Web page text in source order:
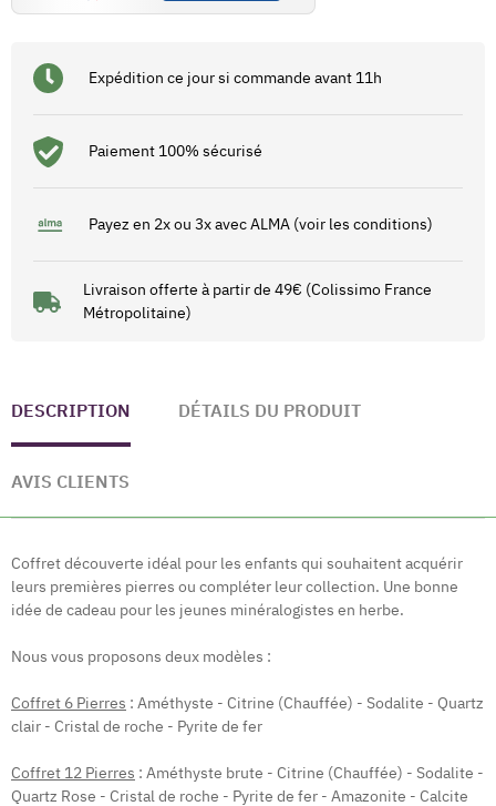
Expédition ce jour si commande avant 11h
Paiement 100% sécurisé
Payez en 2x ou 3x avec ALMA (voir les conditions)
Livraison offerte à partir de 49€ (Colissimo France
Métropolitaine)
DESCRIPTION DÉTAILS DU PRODUIT
AVIS CLIENTS
Coffret découverte idéal pour les enfants qui souhaitent acquérir
leurs premières pierres ou compléter leur collection. Une bonne
idée de cadeau pour les jeunes minéralogistes en herbe.
Nous vous proposons deux modèles :
Coffret 6 Pierres : Améthyste - Citrine (Chauffée) - Sodalite - Quartz
clair - Cristal de roche - Pyrite de fer
Coffret 12 Pierres : Améthyste brute - Citrine (Chauffée) - Sodalite -
Quartz Rose - Cristal de roche - Pyrite de fer - Amazonite - Calcite